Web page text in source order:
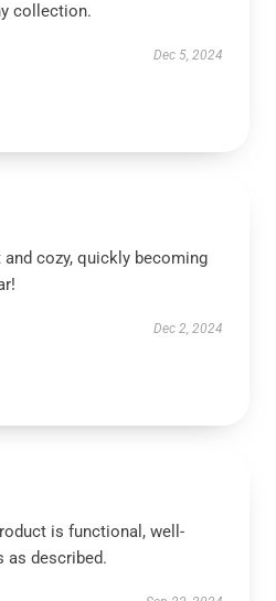
collection.
Dec 5, 2024
cozy, quickly becoming
Dec 2, 2024
is functional, well-
as described.